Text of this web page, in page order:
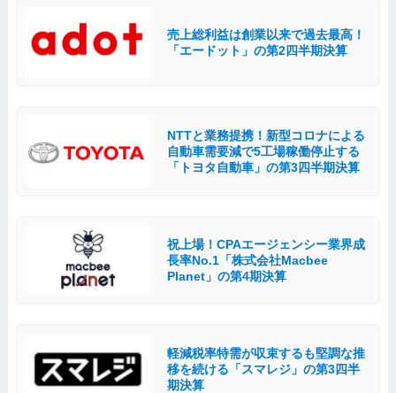
売上総利益は創業以来で過去最高！
「エードット」の第2四半期決算
NTTと業務提携！新型コロナによる
自動車需要減で5工場稼働停止する
「トヨタ自動車」の第3四半期決算
祝上場！CPAエージェンシー業界成
長率No.1「株式会社Macbee
Planet」の第4期決算
軽減税率特需が収束するも堅調な推
移を続ける「スマレジ」の第3四半
期決算